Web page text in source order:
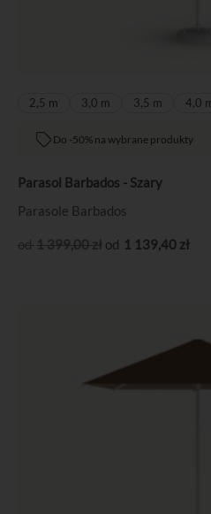
2,5 m 3,0 m 3,5 m 4,0
Do -50% na wybrane produkty
Parasol Barbados - Szary
Parasole Barbados
1 399,00zł 1 139,40 zł